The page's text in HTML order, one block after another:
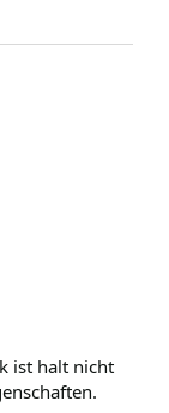
ist halt nicht